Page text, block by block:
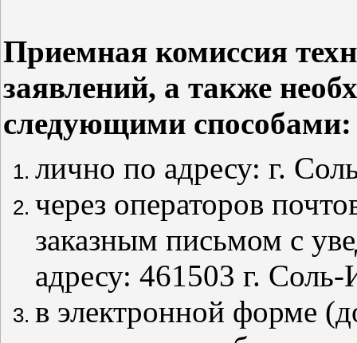
Приемная комиссия
заявлений, а также
следующими способами:
лично по адресу: г.
через операторов
заказным письмом с
адресу: 461503 г.
в электронной форме